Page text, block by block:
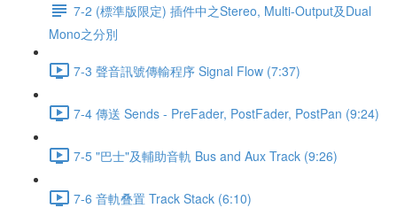
7-2 (標準版限定) 插件中之Stereo, Multi-Output及Dual
Mono之分別
7-3 聲音訊號傳輸程序 Signal Flow (7:37)
7-4 傳送 Sends - PreFader, PostFader, PostPan (9:24)
7-5 "巴士"及輔助音軌 Bus and Aux Track (9:26)
7-6 音軌叠置 Track Stack (6:10)